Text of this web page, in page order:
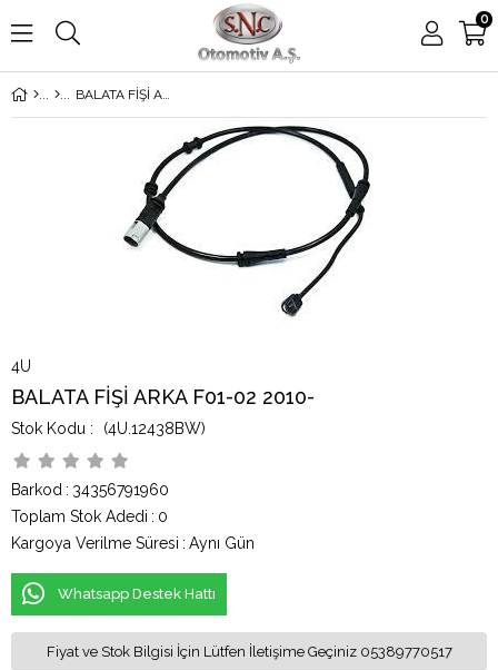
0
BALATA FİŞİ ARKA F01-02 2010-
4U
BALATA FİŞİ ARKA F01-02 2010-
(4U.12438BW)
Barkod : 34356791960
Toplam Stok Adedi : 0
Kargoya Verilme Süresi : Aynı Gün
Whatsapp Destek Hattı
Fiyat ve Stok Bilgisi İçin Lütfen İletişime Geçiniz 05389770517